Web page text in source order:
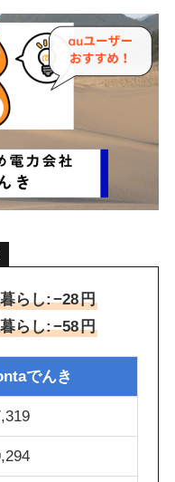
らし:−28円
らし:−58円
でんき